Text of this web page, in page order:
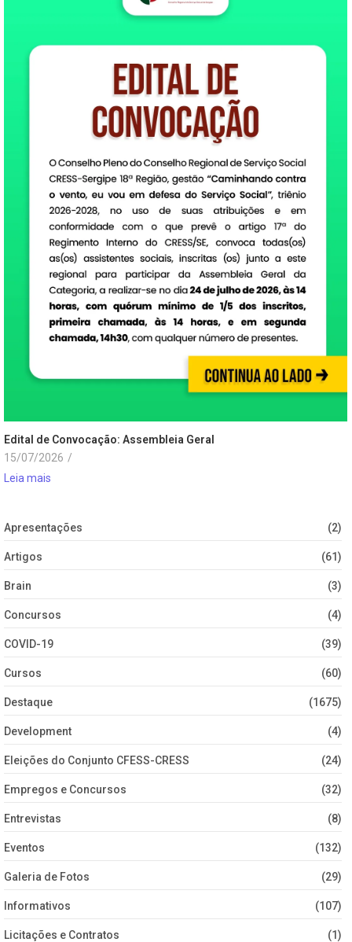
Edital de Convocação: Assembleia Geral
15/07/2026 /
Leia mais
Apresentações (2)
Artigos (61)
Brain (3)
Concursos (4)
COVID-19 (39)
Cursos (60)
Destaque (1675)
Development (4)
Eleições do Conjunto CFESS-CRESS (24)
Empregos e Concursos (32)
Entrevistas (8)
Eventos (132)
Galeria de Fotos (29)
Informativos (107)
Licitações e Contratos (1)